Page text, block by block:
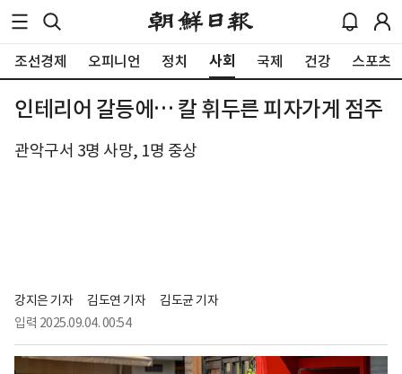
조선경제 오피니언 정치 사회 국제 건강 스포츠
인테리어 갈등에… 칼 휘두른 피자가게 점주
관악구서 3명 사망, 1명 중상
강지은 기자 김도연 기자
김도균 기자
입력 2025.09.04. 00:54